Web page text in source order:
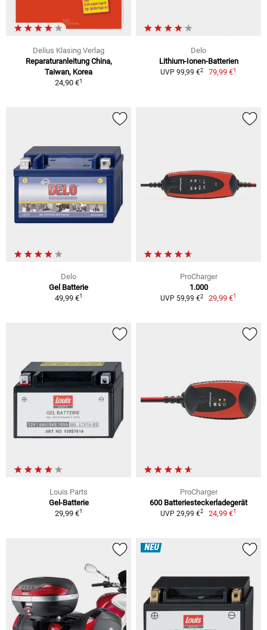
Delius Klasing Verlag
Reparaturanleitung China,
Taiwan, Korea
24,90 €1
Delo
Lithium-Ionen-Batterien
UVP 99,99 €2 79,99 €1
Delo
Gel Batterie
49,99 €1
ProCharger
1.000
UVP 59,99 €2 29,99 €1
Louis Parts
Gel-Batterie
29,99 €1
ProCharger
600 Batteriesteckerladegerät
UVP 29,99 €2 24,99 €1
NEU